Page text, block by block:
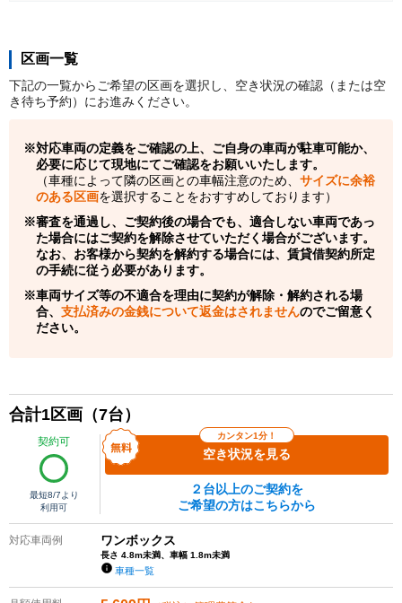
区画一覧
下記の一覧からご希望の区画を選択し、空き状況の確認（または空
き待ち予約）にお進みください。
対応車両の定義をご確認の上、ご自身の車両が駐車可能か、
必要に応じて現地にてご確認をお願いいたします。
（車種によって隣の区画との車幅注意のため、 サイズに余裕
のある区画を選択することをおすすめしております）
審査を通過し、ご契約後の場合でも、適合しない車両であっ
た場合にはご契約を解除させていただく場合がございます。
なお、お客様から契約を解約する場合には、賃貸借契約所定
の手続に従う必要があります。
車両サイズ等の不適合を理由に契約が解除・解約される場
合、 支払済みの金銭について返金はされませんのでご留意く
ださい。
合計1区画（7台）
契約可
最短8/7 より
利用可
カンタン1分！
空き状況を見る
２台以上のご契約を
ご希望の方はこちらから
対応車両例 ワンボックス
長さ 4.8m未満、車幅 1.8m未満
車種一覧